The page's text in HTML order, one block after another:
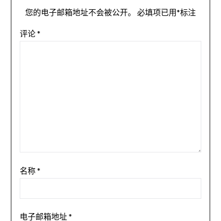
您的电子邮箱地址不会被公开。 必填项已用*标注
评论*
名称*
电子邮箱地址*